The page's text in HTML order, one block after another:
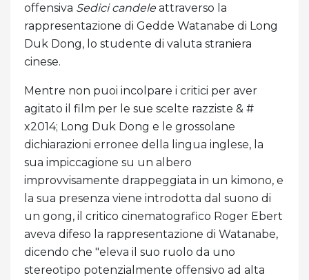
offensiva Sedici candeleattraverso la
rappresentazione di Gedde Watanabe di Long
Duk Dong, lo studente di valuta straniera
cinese.
Mentre non puoi incolpare i critici per aver
agitato il film per le sue scelte razziste & #
x2014; Long Duk Dong e le grossolane
dichiarazioni erronee della lingua inglese, la
sua impiccagione su un albero
improvvisamente drappeggiata in un kimono, e
la sua presenza viene introdotta dal suono di
un gong, il critico cinematografico Roger Ebert
aveva difeso la rappresentazione di Watanabe,
dicendo che "eleva il suo ruolo da uno
stereotipo potenzialmente offensivo ad alta